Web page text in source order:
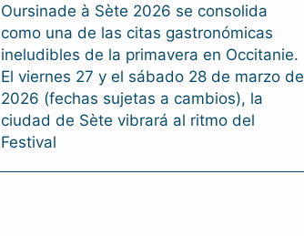
Oursinade à Sète 2026 se consolida
como una de las citas gastronómicas
ineludibles de la primavera en Occitanie.
El viernes 27 y el sábado 28 de marzo de
2026 (fechas sujetas a cambios), la
ciudad de Sète vibrará al ritmo del
Festival